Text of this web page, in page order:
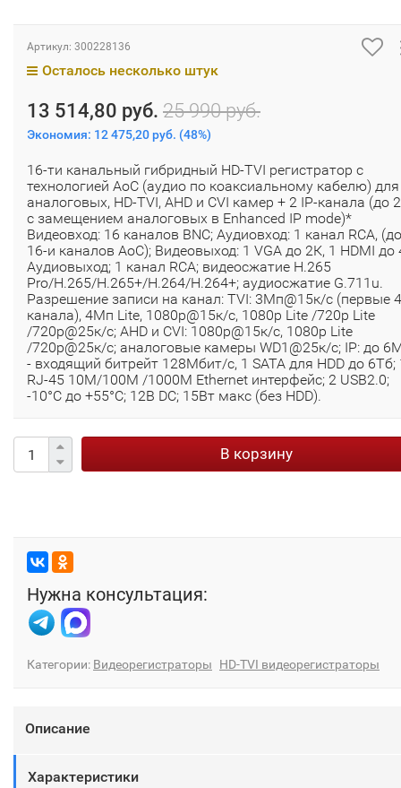
Артикул: 300228136
Осталось несколько штук
13 514,80 руб. 25 990 руб.
Экономия: 12 475,20 руб. (48%)
16-ти канальный гибридный HD-TVI регистратор c
технологией AoC (аудио по коаксиальному кабелю) для
аналоговых, HD-TVI, AHD и CVI камер + 2 IP-канала (до
с замещением аналоговых в Enhanced IP mode)*
Видеовход: 16 каналов BNC; Аудиовход: 1 канал RCA, (до
16-и каналов AoC); Видеовыход: 1 VGA до 2К, 1 HDMI до
Аудиовыход; 1 канал RCA; видеосжатие H.265
Pro/H.265/H.265+/H.264/H.264+; аудиосжатие G.711u.
Разрешение записи на канал: TVI: 3Мп@15к/с (первые 4
канала), 4Мп Lite, 1080p@15к/с, 1080p Lite /720p Lite
/720p@25к/с; AHD и CVI: 1080p@15к/с, 1080p Lite
/720p@25к/с; аналоговые камеры WD1@25к/с; IP: до
- входящий битрейт 128Мбит/с, 1 SATA для HDD до 6Тб;
RJ-45 10M/100M /1000M Ethernet интерфейс; 2 USB2.0;
-10°C до +55°C; 12В DC; 15Вт макс (без HDD).
В корзину
Нужна консультация:
Категории: Видеорегистраторы HD-TVI видеорегистраторы
Описание
Характеристики